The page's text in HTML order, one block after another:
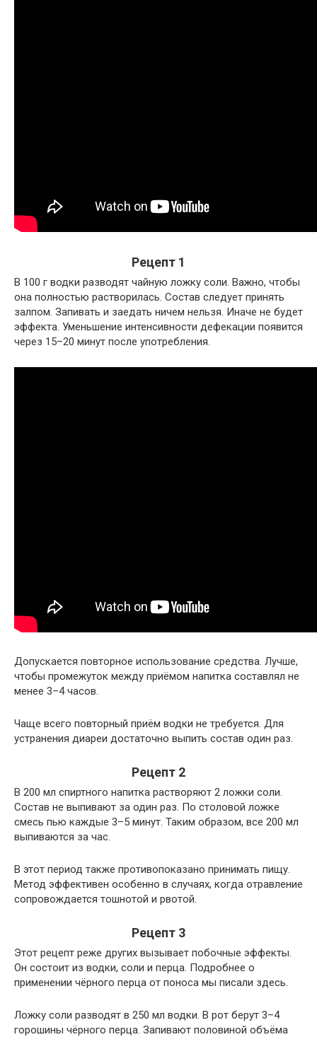
Рецепт 1
В 100 г водки разводят чайную ложку соли. Важно, чтобы
она полностью растворилась. Состав следует принять
залпом. Запивать и заедать ничем нельзя. Иначе не будет
эффекта. Уменьшение интенсивности дефекации появится
через 15–20 минут после употребления.
Допускается повторное использование средства. Лучше,
чтобы промежуток между приёмом напитка составлял не
менее 3–4 часов.
Чаще всего повторный приём водки не требуется. Для
устранения диареи достаточно выпить состав один раз.
Рецепт 2
В 200 мл спиртного напитка растворяют 2 ложки соли.
Состав не выпивают за один раз. По столовой ложке
смесь пью каждые 3–5 минут. Таким образом, все 200 мл
выпиваются за час.
В этот период также противопоказано принимать пищу.
Метод эффективен особенно в случаях, когда отравление
сопровождается тошнотой и рвотой.
Рецепт 3
Этот рецепт реже других вызывает побочные эффекты.
Он состоит из водки, соли и перца. Подробнее о
применении чёрного перца от поноса мы писали здесь.
Ложку соли разводят в 250 мл водки. В рот берут 3–4
горошины чёрного перца. Запивают половиной объёма